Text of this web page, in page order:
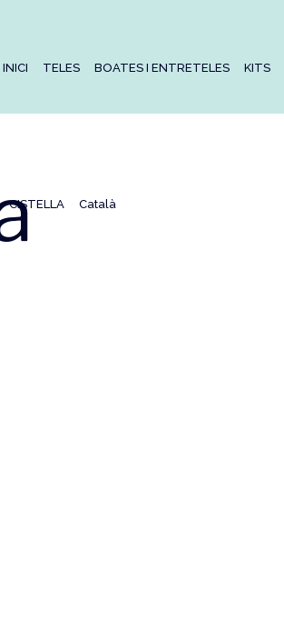
INICI TELES BOATES I ENTRETELES KITS
CISTELLA Català